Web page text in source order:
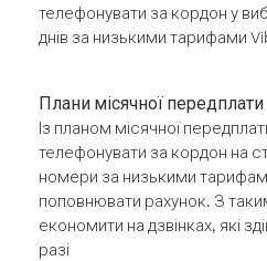
телефонувати за кордон у
днів за низькими тарифами
Плани місячної передплати
Із планом місячної
телефонувати за кордон на
номери за низькими
поповнювати рахунок. З
економити на дзвінках, які
разі